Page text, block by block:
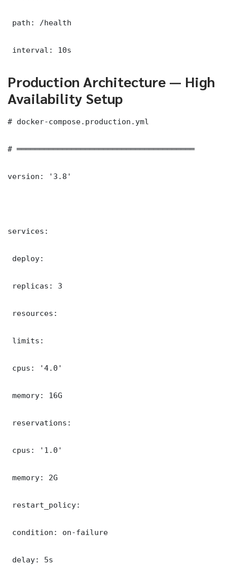
path: /health
interval: 10s
Production Architecture — High
Availability Setup
# docker-compose.production.yml
# ═══════════════════════════════════════
version: '3.8'
services:
deploy:
replicas: 3
resources:
limits:
cpus: '4.0'
memory: 16G
reservations:
cpus: '1.0'
memory: 2G
restart_policy:
condition: on-failure
delay: 5s